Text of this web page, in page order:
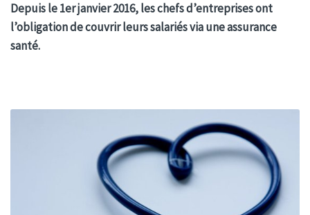
Depuis le 1er janvier 2016, les chefs d’entreprises ont
l’obligation de couvrir leurs salariés via une assurance
santé.